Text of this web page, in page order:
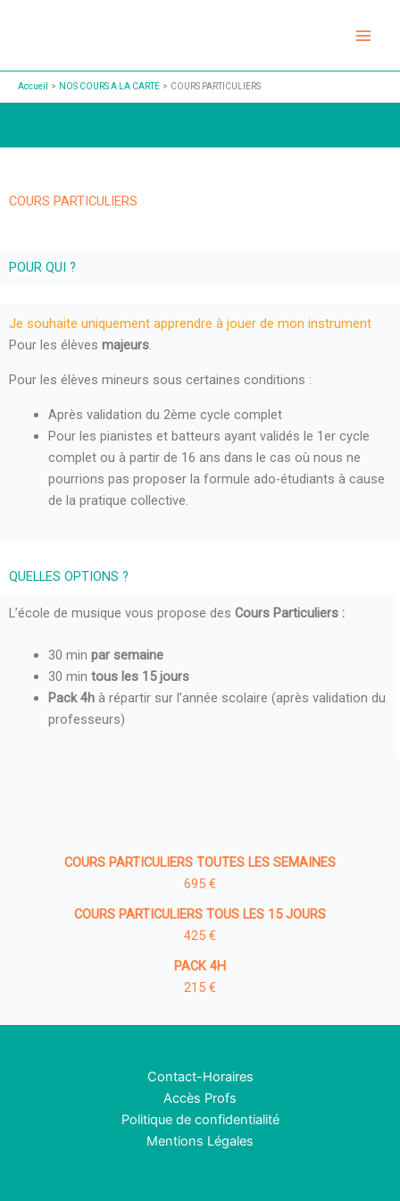
Accueil NOS COURS A LA CARTE COURS PARTICULIERS
COURS PARTICULIERS
POUR QUI ?
Je souhaite uniquement apprendre à jouer de mon instrument
Pour les élèves majeurs.
Pour les élèves mineurs sous certaines conditions :
Après validation du 2ème cycle complet
Pour les pianistes et batteurs ayant validés le 1er cycle
complet ou à partir de 16 ans dans le cas où nous ne
pourrions pas proposer la formule ado-étudiants à cause
de la pratique collective.
QUELLES OPTIONS ?
L’école de musique vous propose des Cours Particuliers :
30 min par semaine
30 min tous les 15 jours
Pack 4h à répartir sur l’année scolaire (après validation du
professeurs)
COURS PARTICULIERS TOUTES LES SEMAINES
695 €
COURS PARTICULIERS TOUS LES 15 JOURS
425 €
PACK 4H
215 €
Contact-Horaires
Accès Profs
Politique de confidentialité
Mentions Légales